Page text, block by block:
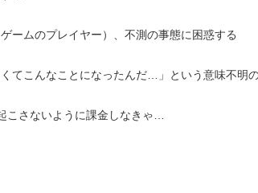
ームのプレイヤー）、不測の事態に困惑する
てこんなことになったんだ…」という意味不明
こさないように課金しなきゃ…